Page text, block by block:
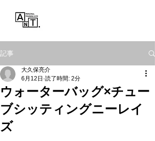
記事
ウォーターバッグ×チュー
ブシッティングニーレイ
ズ
大久保亮介
6月12日 読了時間: 2分